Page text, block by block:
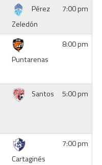
Pérez
Zeledón
7:00 pm
Puntarenas
8:00 pm
Santos 5:00 pm
Cartaginés
7:00 pm